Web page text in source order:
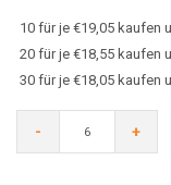
10 für je €19,05 kaufen
20 für je €18,55 kaufen
30 für je €18,05 kaufen
- +